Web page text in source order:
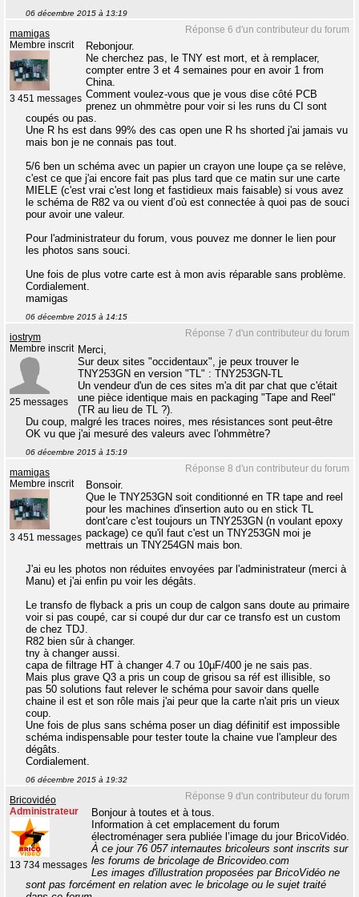
06 décembre 2015 à 13:19
Réponse 6 d'un contributeur du forum
mamigas
Membre inscrit
3 451 messages
Rebonjour.
Ne cherchez pas, le TNY est mort, et à remplacer,
compter entre 3 et 4 semaines pour en avoir 1 from
China.
Comment voulez-vous que je vous dise côté PCB
prenez un ohmmètre pour voir si les runs du CI sont
coupés ou pas.
Une R hs est dans 99% des cas open une R hs shorted j'ai jamais vu
mais bon je ne connais pas tout.
5/6 ben un schéma avec un papier un crayon une loupe ça se relève,
c'est ce que j'ai encore fait pas plus tard que ce matin sur une carte
MIELE (c'est vrai c'est long et fastidieux mais faisable) si vous avez
le schéma de R82 va ou vient d’où est connectée à quoi pas de souci
pour avoir une valeur.
Pour l'administrateur du forum, vous pouvez me donner le lien pour
les photos sans souci.
Une fois de plus votre carte est à mon avis réparable sans problème.
Cordialement.
mamigas
06 décembre 2015 à 14:15
Réponse 7 d'un contributeur du forum
iostrym
Membre inscrit
25 messages
Merci,
Sur deux sites "occidentaux", je peux trouver le
TNY253GN en version "TL" : TNY253GN-TL
Un vendeur d'un de ces sites m'a dit par chat que c'était
une pièce identique mais en packaging "Tape and Reel"
(TR au lieu de TL ?).
Du coup, malgré les traces noires, mes résistances sont peut-être
OK vu que j'ai mesuré des valeurs avec l'ohmmètre?
06 décembre 2015 à 15:19
Réponse 8 d'un contributeur du forum
mamigas
Membre inscrit
3 451 messages
Bonsoir.
Que le TNY253GN soit conditionné en TR tape and reel
pour les machines d'insertion auto ou en stick TL
dont'care c'est toujours un TNY253GN (n voulant epoxy
package) ce qu'il faut c'est un TNY253GN moi je
mettrais un TNY254GN mais bon.
J'ai eu les photos non réduites envoyées par l'administrateur (merci à
Manu) et j'ai enfin pu voir les dégâts.
Le transfo de flyback a pris un coup de calgon sans doute au primaire
voir si pas coupé, car si coupé dur dur car ce transfo est un custom
de chez TDJ.
R82 bien sûr à changer.
tny à changer aussi.
capa de filtrage HT à changer 4.7 ou 10µF/400 je ne sais pas.
Mais plus grave Q3 a pris un coup de grisou sa réf est illisible, so
pas 50 solutions faut relever le schéma pour savoir dans quelle
chaine il est et son rôle mais j'ai peur que la carte n'ait pris un vieux
coup.
Une fois de plus sans schéma poser un diag définitif est impossible
schéma indispensable pour tester toute la chaine vue l'ampleur des
dégâts.
Cordialement.
06 décembre 2015 à 19:32
Réponse 9 d'un contributeur du forum
Bricovidéo
Administrateur
13 734 messages
Bonjour à toutes et à tous.
Information à cet emplacement du forum
électroménager sera publiée l’image du jour BricoVidéo.
À ce jour 76 057 internautes bricoleurs sont inscrits sur
les forums de bricolage de Bricovideo.com
Les images d'illustration proposées par BricoVidéo ne
sont pas forcément en relation avec le bricolage ou le sujet traité